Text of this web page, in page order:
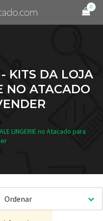
0
KITS DA LOJA
NO ATACADO
LINGERIE no Atacado para